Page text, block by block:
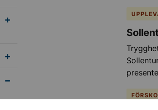
Undermeny för Föreningar och
Undermeny för Ung i Sollentuna